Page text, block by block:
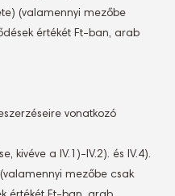
(valamennyi mezőbe
értékét Ft-ban, arab
vonatkozó
kivéve a IV.1)-IV.2). és IV.4).
mezőbe csak